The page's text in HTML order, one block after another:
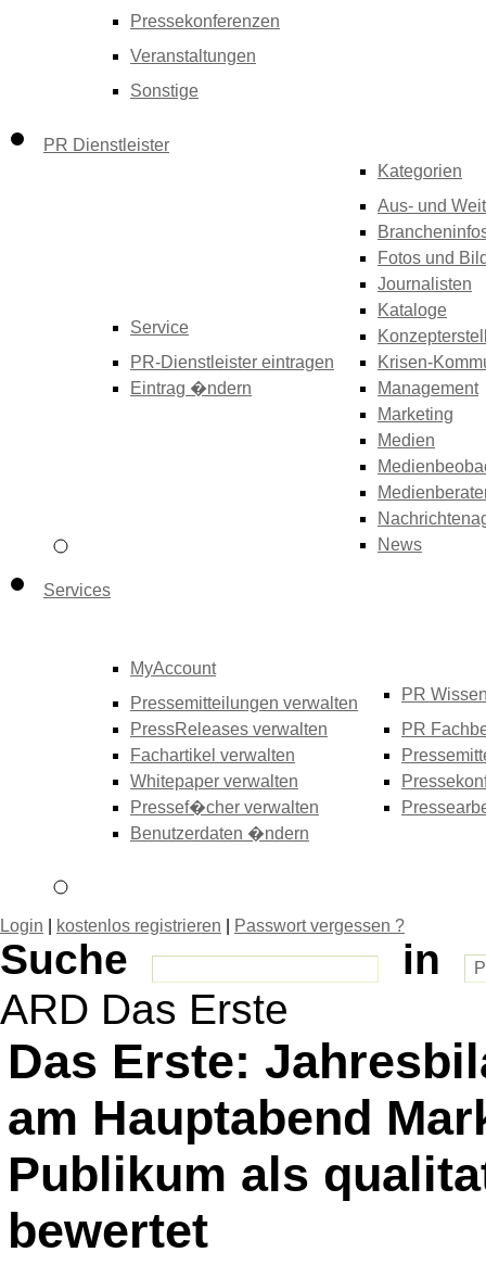
Pressekonferenzen
Veranstaltungen
Sonstige
PR Dienstleister
Service
PR-Dienstleister eintragen
Eintrag �ndern
Kategorien
Aus- und
Fotos und
Journalisten
Kataloge
Krisen-
Management
Marketing
Medien
News
Services
MyAccount
Pressemitteilungen verwalten
PressReleases verwalten
Fachartikel verwalten
Whitepaper verwalten
Pressef�cher verwalten
Benutzerdaten �ndern
PR
PR
Login kostenlos registrieren Passwort vergessen ?
Suche
in
ARD Das Erste
Das Erste:
am Hauptabend
Publikum als
bewertet